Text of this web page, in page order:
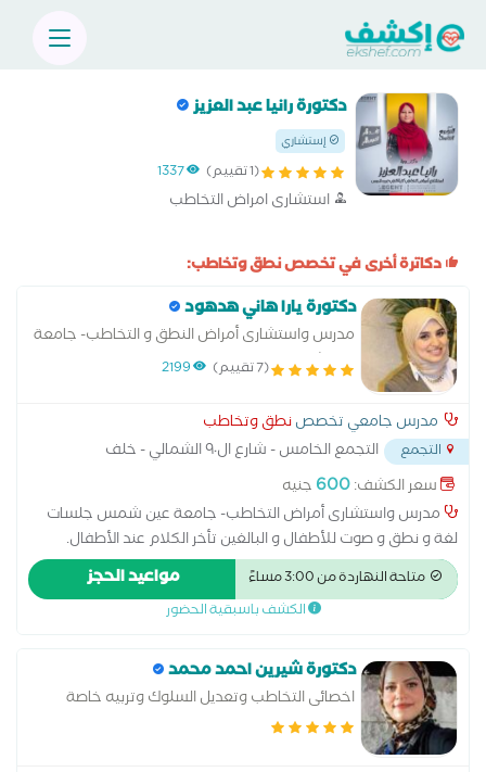
دكتورة رانيا عبد العزيز
إستشاري
(1 تقييم) 1337
استشارى امراض التخاطب
دكاترة أخرى في تخصص نطق وتخاطب:
دكتورة يارا هاني هدهود
مدرس واستشارى أمراض النطق و التخاطب- جامعة
عين شمس (7 تقييم) 2199
مدرس جامعي تخصصنطق وتخاطب
التجمع
التجمع الخامس - شارع ال٩٠ الشمالي - خلف
المستشفي الجوي...سعر الكشف:600 جنيه
مدرس واستشارى أمراض التخاطب- جامعة عين شمس جلسات
لغة و نطق و صوت للأطفال و البالغين تأخر الكلام عند الأطفال.
صعوبات نطق الحروف (اللثغة). التلعثم (التأتأة). اضطرابات الصوت
(بحة أو ضعف الصوت) متخصص في تقييم وتشخيص وعلاج
اضطرابات النطق واللغة والتواصل لدى الأطفال والبالغين، مع إعداد
تأخر الكلام، ومشكلات النطق، والتلعثم، واضطرابات اللغة والتواصل،
مع متابعة مستمرة لتحقيق أفضل النتائج وتنمية مهارات التواصل
والثقة بالنفس.يعتمد على أحدث الأساليب العلمية والبرامج العلاجية
الحديثة، مع استخدام وسائل تقييم دقيقة وخطط علاجية متكاملة،
متاحة النهاردة من 3:00 مساءً مواعيد الحجز
الكشف باسبقية الحضور
دكتورة شيرين احمد محمد
اخصائى التخاطب وتعديل السلوك وتربيه خاصة